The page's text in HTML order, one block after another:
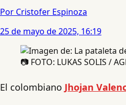
Por Cristofer Espinoza
25 de mayo de 2025, 16:19
📷 FOTO: LUKAS SOLIS /
El colombiano Jhojan